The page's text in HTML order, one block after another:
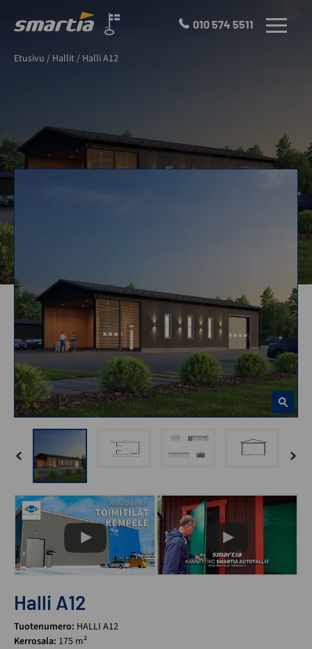
Oy
010 574 5511 VALIKKO
Etusivu / Hallit/ Halli A12
Halli A12
Tuotenumero: HALLI A12
Kerrosala: 175 m²